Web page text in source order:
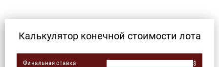
Калькулятор конечной стоимости лота
Финальная ставка $